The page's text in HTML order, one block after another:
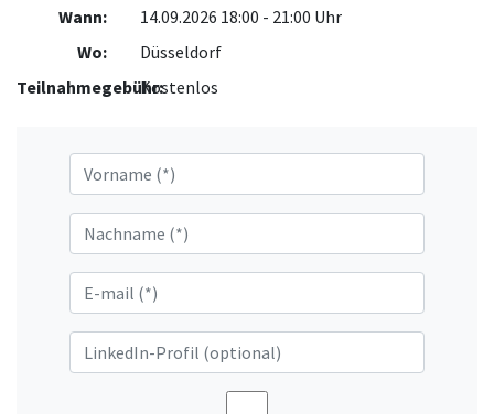
Wann:
14.09.2026 18:00 - 21:00 Uhr
Wo:
Düsseldorf
Teilnahmegebühr:Kostenlos